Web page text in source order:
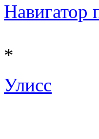
Навигатор
*
Улисс